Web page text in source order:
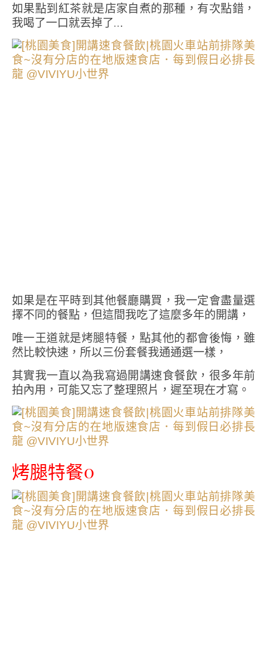
如果點到紅茶就是店家自煮的那種，有次點錯，
我喝了一口就丟掉了…
如果是在平時到其他餐廳購買，我一定會盡量選
擇不同的餐點，但這間我吃了這麼多年的開講，
唯一王道就是烤腿特餐，點其他的都會後悔，雖
然比較快速，所以三份套餐我通通選一樣，
其實我一直以為我寫過開講速食餐飲，很多年前
拍內用，可能又忘了整理照片，遲至現在才寫。
烤腿特餐0